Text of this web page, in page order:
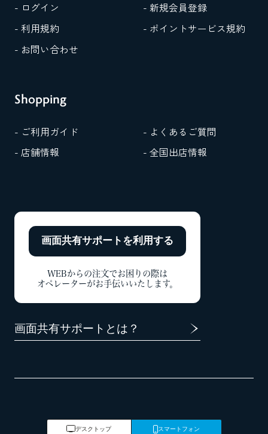
- ログイン
- 新規会員登録
- 利用規約
- ポイントサービス規約
- お問い合わせ
Shopping
- ご利用ガイド
- よくあるご質問
- 店舗情報
- 全国出店情報
画面共有サポートを利用する
WEBからの注文でお困りの際は
オペレーターがお手伝いいたします。
画面共有サポートとは？
デスクトップ スマートフォン